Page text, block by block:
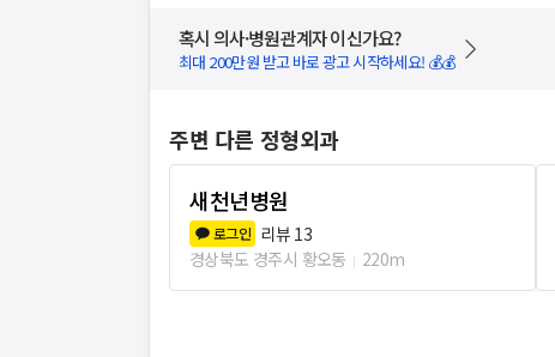
혹시 의사·병원관계자 이신가요?
최대 200만원 받고 바로 광고 시작하세요! 💰💰
주변 다른 정형외과
새천년병원
로그인 리뷰 13
경상북도 경주시 황오동
220m